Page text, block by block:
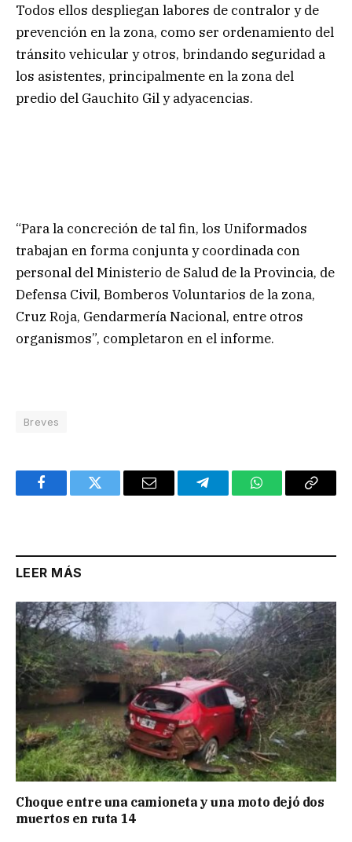
Todos ellos despliegan labores de contralor y de
prevención en la zona, como ser ordenamiento del
tránsito vehicular y otros, brindando seguridad a
los asistentes, principalmente en la zona del
predio del Gauchito Gil y adyacencias.
“Para la concreción de tal fin, los Uniformados
trabajan en forma conjunta y coordinada con
personal del Ministerio de Salud de la Provincia, de
Defensa Civil, Bomberos Voluntarios de la zona,
Cruz Roja, Gendarmería Nacional, entre otros
organismos”, completaron en el informe.
Breves
FacebookTwitter Email TelegramWhatsAppCopy
LEER MÁS
Choque entre una camioneta y una moto dejó dos
muertos en ruta 14